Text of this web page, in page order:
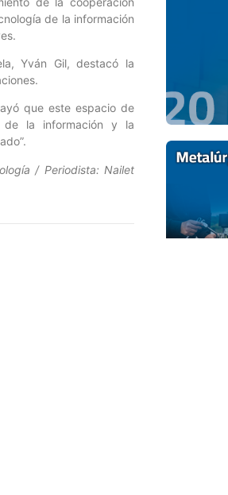
de la información
Yván Gil, destacó la
que este espacio de
de la información y la
/ Periodista: Nailet